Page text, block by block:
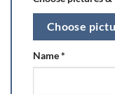
Choose
Name*